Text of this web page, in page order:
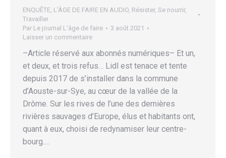
ENQUÊTE, L’ÂGE DE FAIRE EN AUDIO, Résister, Se nourrir,
Travailler
Par Le journal L’âge de faire
3 août 2021
Laisser un commentaire
–Article réservé aux abonnés numériques– Et un,
et deux, et trois refus… Lidl est tenace et tente
depuis 2017 de s’installer dans la commune
d’Aouste-sur-Sye, au cœur de la vallée de la
Drôme. Sur les rives de l’une des dernières
rivières sauvages d’Europe, élus et habitants ont,
quant à eux, choisi de redynamiser leur centre-
bourg.…